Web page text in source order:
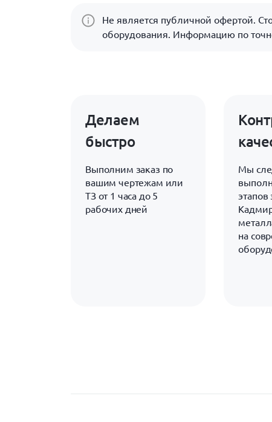
Не является публичной офертой.
оборудования. Информацию по
Делаем
быстро
Выполним заказ по
вашим чертежам или
ТЗ от 1 часа до 5
рабочих дней
Мы
этапов
на